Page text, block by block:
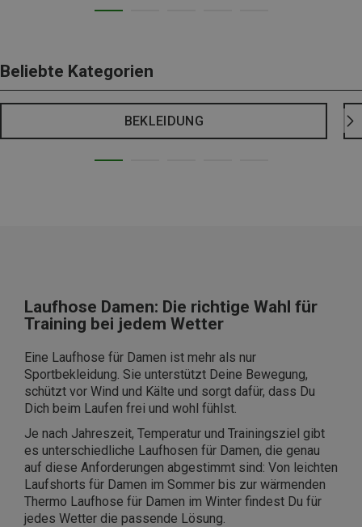
Beliebte Kategorien
BEKLEIDUNG
Laufhose Damen: Die richtige Wahl für
Training bei jedem Wetter
Eine Laufhose für Damen ist mehr als nur
Sportbekleidung. Sie unterstützt Deine Bewegung,
schützt vor Wind und Kälte und sorgt dafür, dass Du
Dich beim Laufen frei und wohl fühlst.
Je nach Jahreszeit, Temperatur und Trainingsziel gibt
es unterschiedliche Laufhosen für Damen, die genau
auf diese Anforderungen abgestimmt sind: Von leichten
Laufshorts für Damen im Sommer bis zur wärmenden
Thermo Laufhose für Damen im Winter findest Du für
jedes Wetter die passende Lösung.